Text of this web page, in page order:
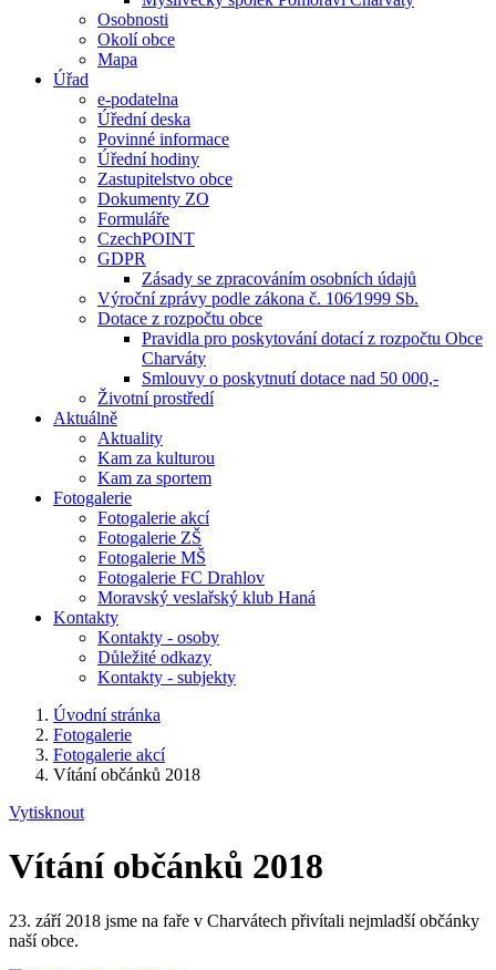
Osobnosti
Okolí obce
Mapa
Úřad
e-podatelna
Úřední deska
Povinné informace
Úřední hodiny
Zastupitelstvo obce
Dokumenty ZO
Formuláře
CzechPOINT
GDPR
Zásady se zpracováním osobních údajů
Výroční zprávy podle zákona č. 106⁄1999 Sb.
Dotace z rozpočtu obce
Pravidla pro poskytování dotací z rozpočtu Obce
Charváty
Smlouvy o poskytnutí dotace nad 50 000,-
Životní prostředí
Aktuálně
Aktuality
Kam za kulturou
Kam za sportem
Fotogalerie
Fotogalerie akcí
Fotogalerie ZŠ
Fotogalerie MŠ
Fotogalerie FC Drahlov
Moravský veslařský klub Haná
Kontakty
Kontakty - osoby
Důležité odkazy
Kontakty - subjekty
Úvodní stránka
Fotogalerie
Fotogalerie akcí
Vítání občánků 2018
Vytisknout
Vítání občánků 2018
23. září 2018 jsme na faře v Charvátech přivítali nejmladší občánky
naší obce.